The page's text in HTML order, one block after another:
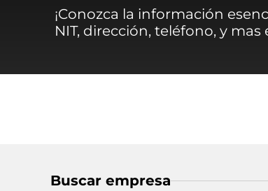
¡Conozca la información
NIT, dirección, teléfono, y
Buscar empresa